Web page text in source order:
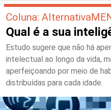
Coluna:
Qual é a sua
Estudo sugere que não há
intelectual ao longo da vida,
aperfeiçoando por meio de
distribuídas para cada idade.